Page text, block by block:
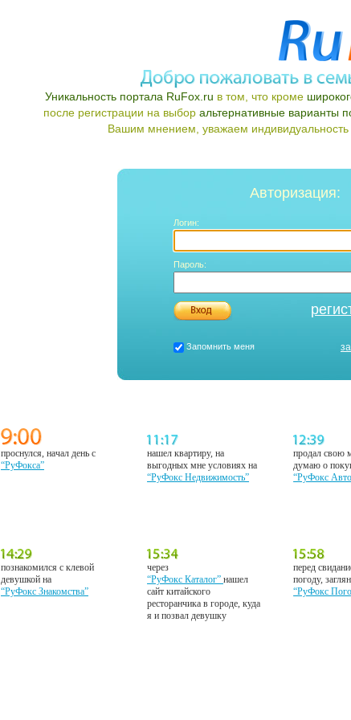
Уникальность портала RuFox.ru в том, что кроме
после регистрации на выбор альтернативные варианты
Вашим мнением, уважаем
Авторизация:
Логин:
Пароль:
Запомнить меня
проснулся, начал день с
“РуФокса”
нашел квартиру, на
выгодных мне условиях на
“РуФокс Недвижимость”
продал свою
думаю о
“РуФокс
познакомился с клевой
девушкой на
“РуФокс Знакомства”
через
“РуФокс Каталог”нашел
сайт китайского
ресторанчика в городе, куда
я и позвал девушку
перед
погоду,
“РуФокс